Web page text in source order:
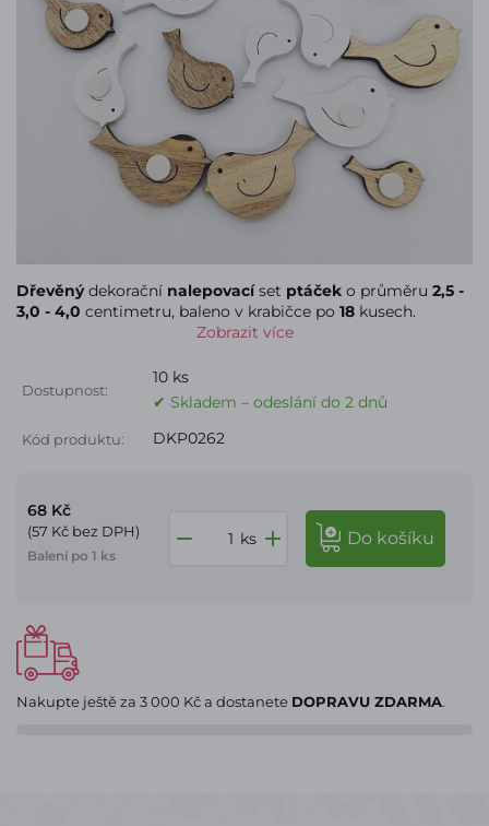
Dřevěnýdekorační nalepovacíset ptáček o průměru 2,5 -
3,0 - 4,0 centimetru, baleno v krabičce po 18 kusech.
Zobrazit více
Dostupnost:
10 ks
✔ Skladem – odeslání do 2 dnů
Kód produktu: DKP0262
68 Kč
(57 Kč bez DPH)
Balení po 1 ks
ks do košíku
Nakupte ještě za 3 000 Kča dostanete DOPRAVU ZDARMA.